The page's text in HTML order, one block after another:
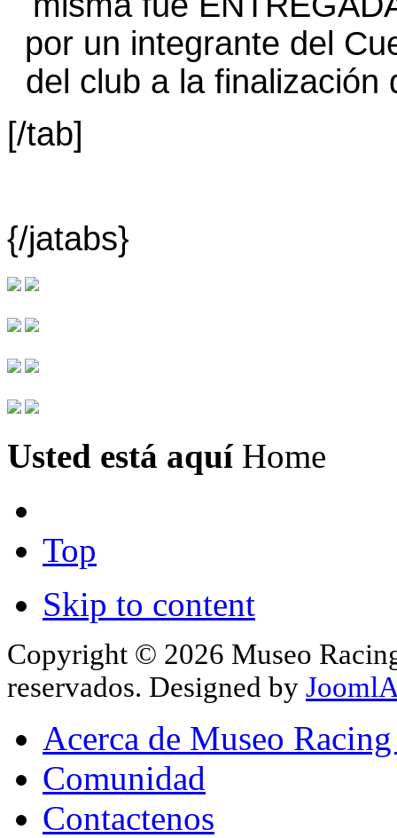
[/tab]
{/jatabs}
Usted está aquí Home
Top
Skip to content
Copyright © 2026 Museo
reservados. Designed by
Acerca de Museo
Comunidad
Contactenos